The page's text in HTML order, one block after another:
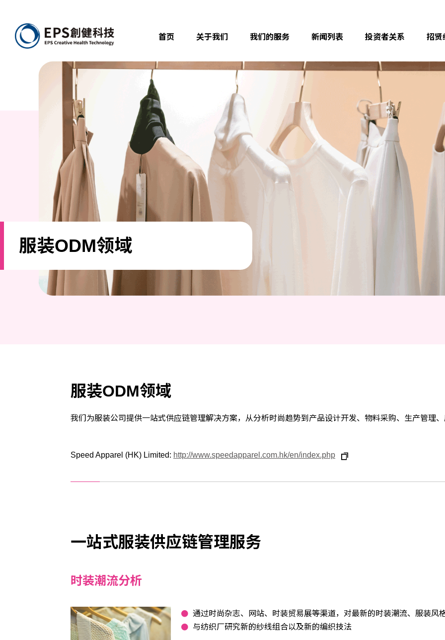
首页 关于我们 我们的服务 新闻列表 投资者关系 招贤
服装ODM领域
服装ODM领域
我们为服装公司提供⼀站式供应链管理解决⽅案，从分析时尚趋势到产品设计开发、物料采购、⽣产管理、
Speed Apparel (HK) Limited: http://www.speedapparel.com.hk/en/index.php
⼀站式服装供应链管理服务
时装潮流分析
通过时尚杂志、网站、时装贸易展等渠道，对最新的时装潮流、服装风
与纺织厂研究新的纱线组合以及新的编织技法